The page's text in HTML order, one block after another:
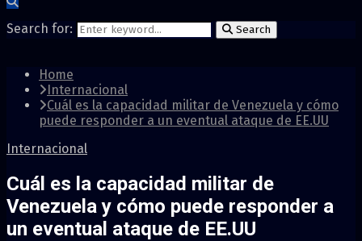
Search for: Search
Home
Internacional
Cuál es la capacidad militar de Venezuela y cómo
puede responder a un eventual ataque de EE.UU
Internacional
Cuál es la capacidad militar de
Venezuela y cómo puede responder a
un eventual ataque de EE.UU